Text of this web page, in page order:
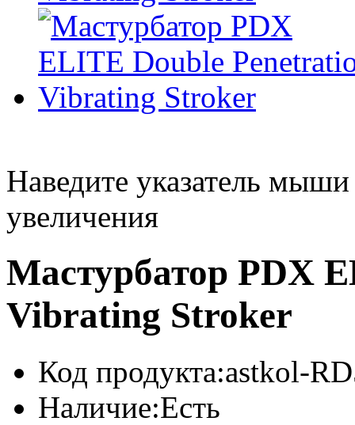
Наведите указатель
увеличения
Мастурбатор PDX
Vibrating Stroker
Код продукта:astkol-
Наличие:Есть